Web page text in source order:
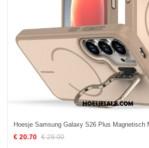
€ 20.70 € 29.00